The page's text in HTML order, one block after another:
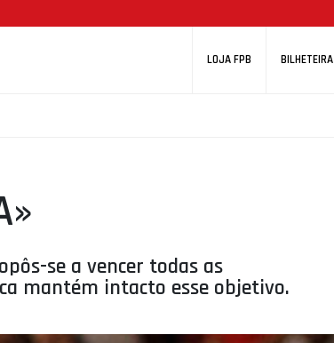
LOJA FPB BILHETEIRA
se a vencer todas as
mantém intacto esse objetivo.